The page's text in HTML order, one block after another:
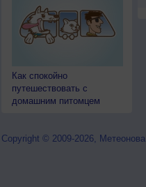
Как спокойно
путешествовать с
домашним питомцем
Copyright © 2009-2026, Метеонова